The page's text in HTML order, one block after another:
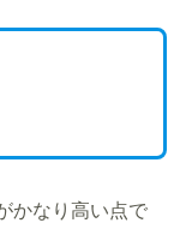
かなり高い点で